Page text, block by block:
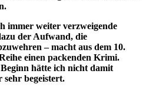
immer weiter verzweigende
der Aufwand, die
– macht aus dem 10.
einen packenden Krimi.
hätte ich nicht damit
sehr begeistert.